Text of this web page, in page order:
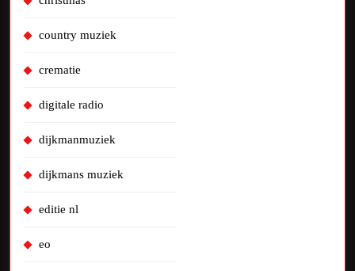
country muziek
crematie
digitale radio
dijkmanmuziek
dijkmans muziek
editie nl
eo